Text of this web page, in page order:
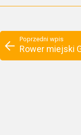
Poprzedni wpis
Rower miejski